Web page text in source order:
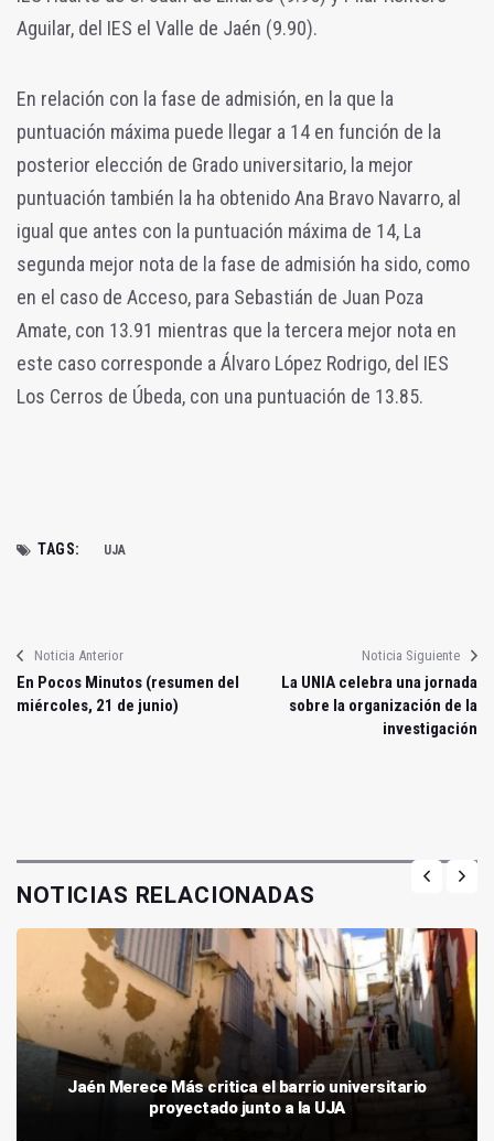
Aguilar, del IES el Valle de Jaén (9.90).
En relación con la fase de admisión, en la que la
puntuación máxima puede llegar a 14 en función de la
posterior elección de Grado universitario, la mejor
puntuación también la ha obtenido Ana Bravo Navarro, al
igual que antes con la puntuación máxima de 14, La
segunda mejor nota de la fase de admisión ha sido, como
en el caso de Acceso, para Sebastián de Juan Poza
Amate, con 13.91 mientras que la tercera mejor nota en
este caso corresponde a Álvaro López Rodrigo, del IES
Los Cerros de Úbeda, con una puntuación de 13.85.
TAGS: UJA
Noticia Anterior
En Pocos Minutos (resumen del
miércoles, 21 de junio)
Noticia Siguiente
La UNIA celebra una jornada
sobre la organización de la
investigación
NOTICIAS RELACIONADAS
Jaén Merece Más critica el barrio universitario
proyectado junto a la UJA